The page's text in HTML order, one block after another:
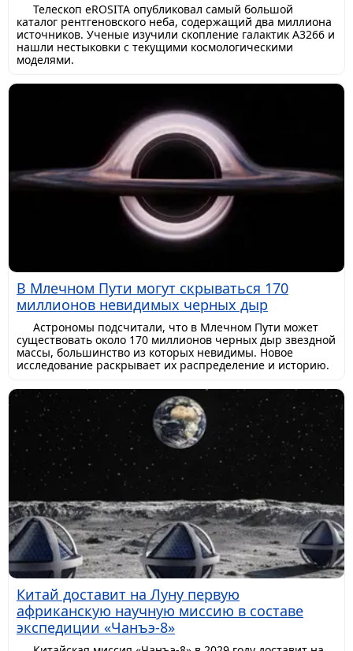
Телескоп eROSITA опубликовал самый большой
каталог рентгеновского неба, содержащий два миллиона
источников. Ученые изучили скопление галактик A3266 и
нашли нестыковки с текущими космологическими
моделями.
В Млечном Пути могут скрываться 170
миллионов невидимых черных дыр
Астрономы подсчитали, что в Млечном Пути может
существовать около 170 миллионов черных дыр звездной
массы, большинство из которых невидимы. Новое
исследование раскрывает их распределение и историю.
Китай доставит на Луну первую
африканскую научную миссию в составе
экспедиции «Чанъэ-8»